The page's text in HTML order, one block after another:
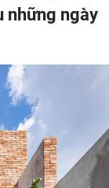
những ngày